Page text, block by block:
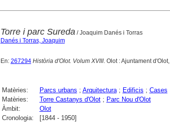
Torre i parc Sureda/ Joaquim Danés i Torras
Danés i Torras, Joaquim
En: 267294 Història d'Olot. Volum XVIII. Olot : Ajuntament
Matèries: Parcs urbans ; Arquitectura; Edificis ; Cases
Matèries:
Torre Castanys d'Olot; Parc Nou d'Olot
Àmbit:
Olot
Cronologia:
[1844 - 1950]